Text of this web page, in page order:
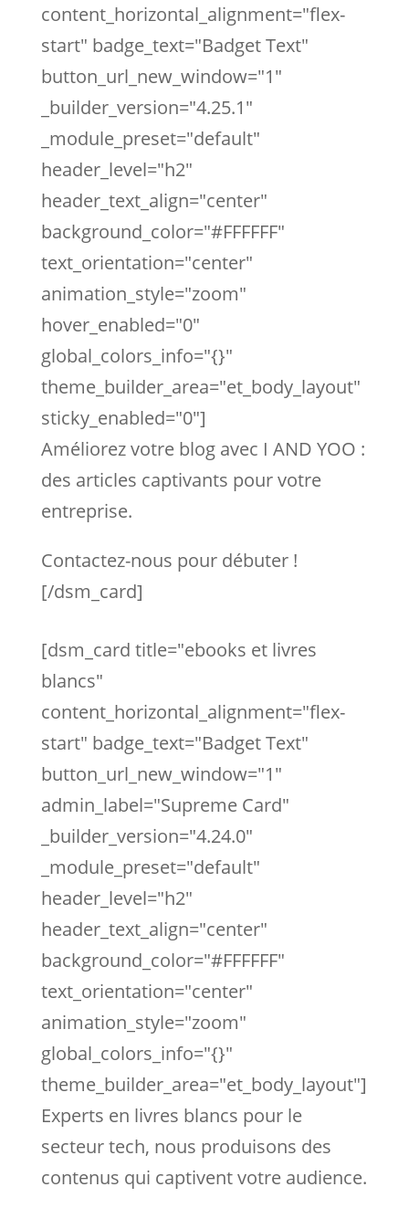
content_horizontal_alignment="flex-
start" badge_text="Badget Text"
button_url_new_window="1"
_builder_version="4.25.1"
_module_preset="default"
header_level="h2"
header_text_align="center"
background_color="#FFFFFF"
text_orientation="center"
animation_style="zoom"
hover_enabled="0"
global_colors_info="{}"
theme_builder_area="et_body_layout"
sticky_enabled="0"]
Améliorez votre blog avec I AND YOO :
des articles captivants pour votre
entreprise.
Contactez-nous pour débuter !
[/dsm_card]
[dsm_card title="ebooks et livres
blancs"
content_horizontal_alignment="flex-
start" badge_text="Badget Text"
button_url_new_window="1"
admin_label="Supreme Card"
_builder_version="4.24.0"
_module_preset="default"
header_level="h2"
header_text_align="center"
background_color="#FFFFFF"
text_orientation="center"
animation_style="zoom"
global_colors_info="{}"
theme_builder_area="et_body_layout"]
Experts en livres blancs pour le
secteur tech, nous produisons des
contenus qui captivent votre audience.